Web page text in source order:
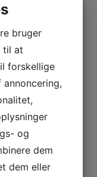
bruger
til at
forskellige
og
dem
dem eller